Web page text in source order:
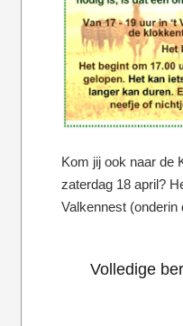
Kom jij ook naar de
zaterdag 18 april?
Valkennest
Volledige